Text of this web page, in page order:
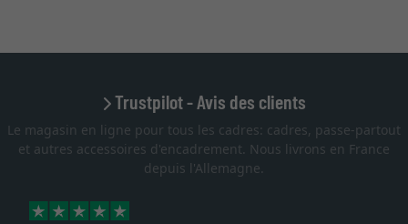
Trustpilot - Avis des clients
Le magasin en ligne pour tous les cadres: cadres, passe-partout
et autres accessoires d'encadrement. Nous livrons en France
depuis l'Allemagne.